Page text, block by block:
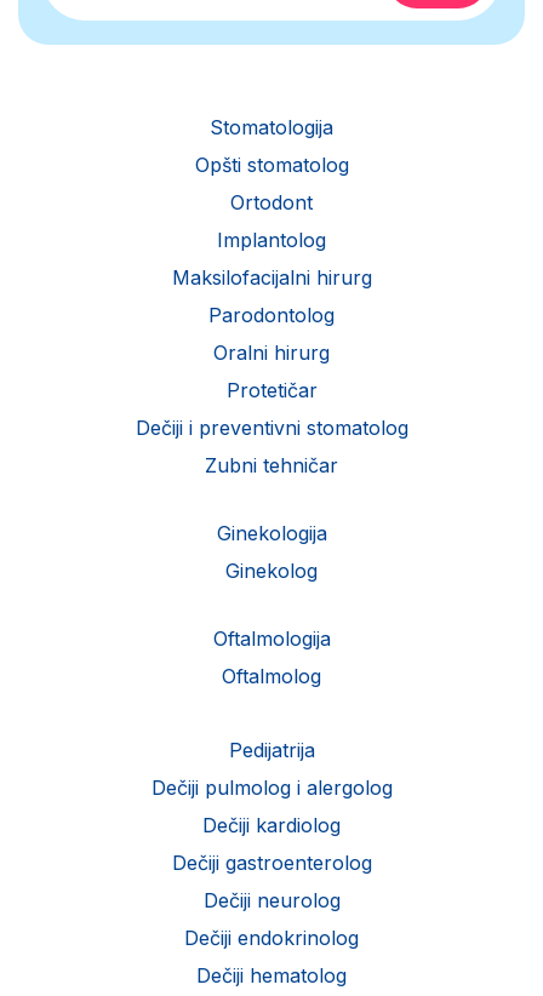
Stomatologija
Opšti stomatolog
Ortodont
Implantolog
Maksilofacijalni hirurg
Parodontolog
Oralni hirurg
Protetičar
Dečiji i preventivni stomatolog
Zubni tehničar
Ginekologija
Ginekolog
Oftalmologija
Oftalmolog
Pedijatrija
Dečiji pulmolog i alergolog
Dečiji kardiolog
Dečiji gastroenterolog
Dečiji neurolog
Dečiji endokrinolog
Dečiji hematolog